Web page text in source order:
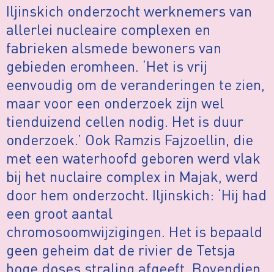
Iljinskich onderzocht werknemers van
allerlei nucleaire complexen en
fabrieken alsmede bewoners van
gebieden eromheen. ‘Het is vrij
eenvoudig om de veranderingen te zien,
maar voor een onderzoek zijn wel
tienduizend cellen nodig. Het is duur
onderzoek.’ Ook Ramzis Fajzoellin, die
met een waterhoofd geboren werd vlak
bij het nuclaire complex in Majak, werd
door hem onderzocht. Iljinskich: ‘Hij had
een groot aantal
chromosoomwijzigingen. Het is bepaald
geen geheim dat de rivier de Tetsja
hoge doses straling afgeeft. Bovendien